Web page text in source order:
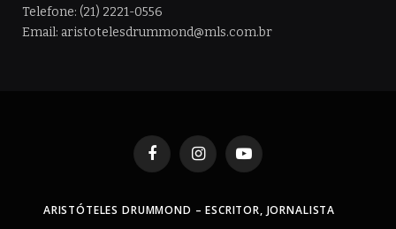
Telefone: (21) 2221-0556
Email: aristotelesdrummond@mls.com.br
FacebookInstagramYouTube
ARISTÓTELES DRUMMOND – ESCRITOR, JORNALISTA